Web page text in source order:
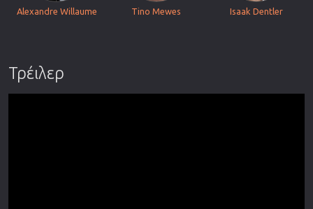
Alexandre Willaume Tino Mewes Isaak Dentler
Τρέιλερ